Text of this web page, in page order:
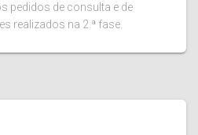
pedidos de consulta e de
realizados na 2.ª fase.